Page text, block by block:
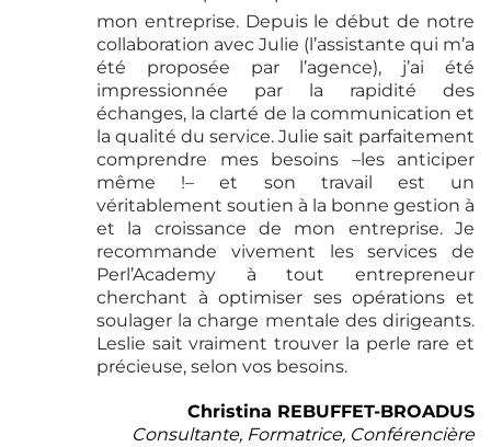
mon entreprise. Depuis le début de notre
collaboration avec Julie (l’assistante qui m’a
été proposée par l’agence), j’ai été
impressionnée par la rapidité des
échanges, la clarté de la communication et
la qualité du service. Julie sait parfaitement
comprendre mes besoins –les anticiper
même !– et son travail est un
véritablement soutien à la bonne gestion à
et la croissance de mon entreprise. Je
recommande vivement les services de
Perl’Academy à tout entrepreneur
cherchant à optimiser ses opérations et
soulager la charge mentale des dirigeants.
Leslie sait vraiment trouver la perle rare et
précieuse, selon vos besoins.
Christina REBUFFET-BROADUS
Consultante, Formatrice, Conférencière